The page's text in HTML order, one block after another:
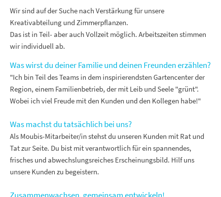
Wir sind auf der Suche nach Verstärkung für unsere
Kreativabteilung und Zimmerpflanzen.
Das ist in Teil- aber auch Vollzeit möglich. Arbeitszeiten stimmen
wir individuell ab.
Was wirst du deiner Familie und deinen Freunden erzählen?
"Ich bin Teil des Teams in dem inspirierendsten Gartencenter der
Region, einem Familienbetrieb, der mit Leib und Seele "grünt".
Wobei ich viel Freude mit den Kunden und den Kollegen habe!"
Was machst du tatsächlich bei uns?
Als Moubis-Mitarbeiter/in stehst du unseren Kunden mit Rat und
Tat zur Seite. Du bist mit verantwortlich für ein spannendes,
frisches und abwechslungsreiches Erscheinungsbild. Hilf uns
unsere Kunden zu begeistern.